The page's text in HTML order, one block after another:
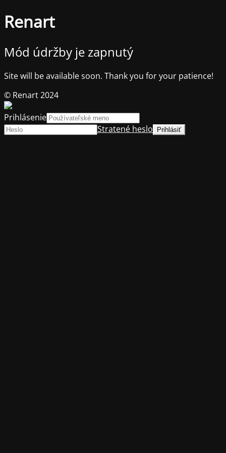
Renart
Mód údržby je zapnutý
Site will be available soon. Thank you for your patience!
© Renart 2024
Prihlásenie
Stratené heslo